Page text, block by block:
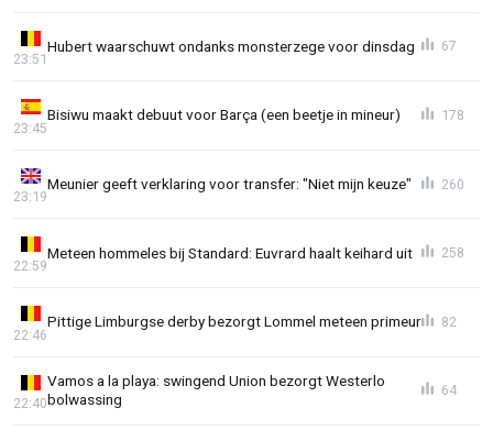
Hubert waarschuwt ondanks monsterzege voor dinsdag
23:51
67
Bisiwu maakt debuut voor Barça (een beetje in mineur)
23:45
178
Meunier geeft verklaring voor transfer: "Niet mijn keuze"
23:19
260
Meteen hommeles bij Standard: Euvrard haalt keihard uit
22:59
258
Pittige Limburgse derby bezorgt Lommel meteen primeur
22:46
82
Vamos a la playa: swingend Union bezorgt Westerlo
bolwassing
22:40
64